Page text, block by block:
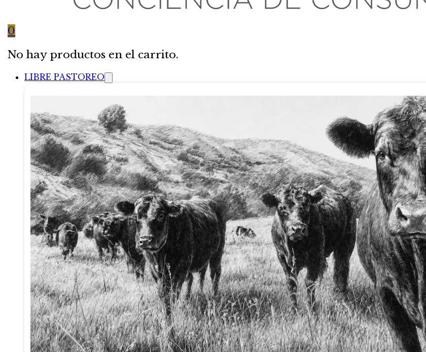
0
No hay productos en el carrito.
LIBRE PASTOREO